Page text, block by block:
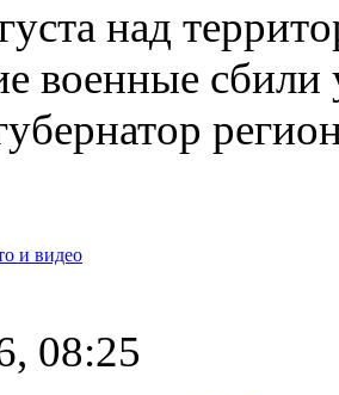
над
военные
и видео
08:25